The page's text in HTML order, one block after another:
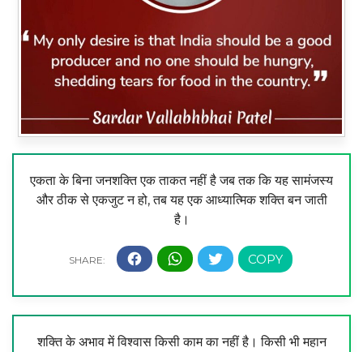
एकता के बिना जनशक्ति एक ताकत नहीं है जब तक कि यह सामंजस्य
और ठीक से एकजुट न हो, तब यह एक आध्यात्मिक शक्ति बन जाती
है।
शक्ति के अभाव में विश्वास किसी काम का नहीं है। किसी भी महान